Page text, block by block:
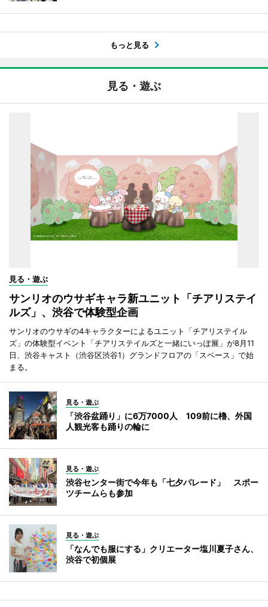
もっと見る
見る・遊ぶ
見る・遊ぶ
サンリオのウサギキャラ新ユニット「チアリステイ
ルズ」、渋谷で体験型企画
サンリオのウサギの4キャラクターによるユニット「チアリステイル
ズ」の体験型イベント「チアリステイルズと一緒にいっぽ展」が8月11
日、渋谷キャスト（渋谷区渋谷1）グランドフロアの「スペース」で始
まる。
見る・遊ぶ
「渋谷盆踊り」に6万7000人 109前に櫓、外国
人観光客も踊りの輪に
見る・遊ぶ
渋谷センター街で今年も「七夕パレード」 スポー
ツチームらも参加
見る・遊ぶ
「なんでも服にする」クリエーター塩川夏子さん、
渋谷で初個展